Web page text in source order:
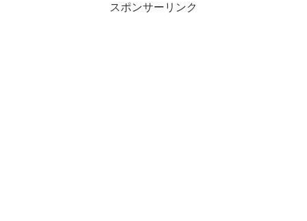
スポンサーリンク